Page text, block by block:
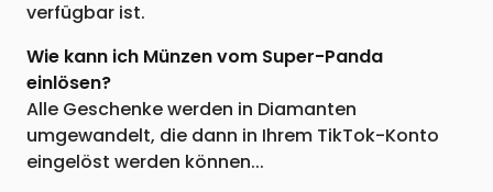
verfügbar ist.
Wie kann ich Münzen vom Super-Panda
einlösen?
Alle Geschenke werden in Diamanten
umgewandelt, die dann in Ihrem TikTok-Konto
eingelöst werden können...